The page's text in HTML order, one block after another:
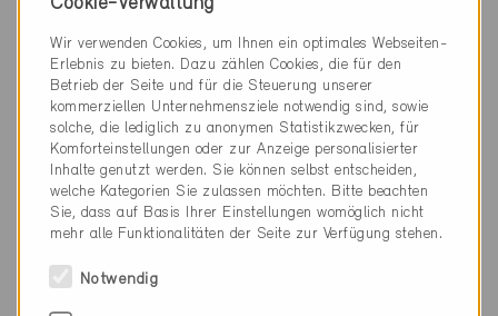
Wir verwenden Cookies, um Ihnen ein optimales Webseiten-
Erlebnis zu bieten. Dazu zählen Cookies, die für den
Betrieb der Seite und für die Steuerung unserer
kommerziellen Unternehmensziele notwendig sind, sowie
solche, die lediglich zu anonymen Statistikzwecken, für
Komforteinstellungen oder zur Anzeige personalisierter
Inhalte genutzt werden. Sie können selbst entscheiden,
welche Kategorien Sie zulassen möchten. Bitte beachten
Sie, dass auf Basis Ihrer Einstellungen womöglich nicht
mehr alle Funktionalitäten der Seite zur Verfügung stehen.
Notwendig